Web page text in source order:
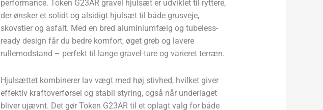
performance. Token G23AR gravel hjulsæt er udviklet til ryttere,
der ønsker et solidt og alsidigt hjulsæt til både grusveje,
skovstier og asfalt. Med en bred aluminiumfælg og tubeless-
ready design får du bedre komfort, øget greb og lavere
rullemodstand – perfekt til lange gravel-ture og varieret terræn.
Hjulsættet kombinerer lav vægt med høj stivhed, hvilket giver
effektiv kraftoverførsel og stabil styring, også når underlaget
bliver ujævnt. Det gør Token G23AR til et oplagt valg for både